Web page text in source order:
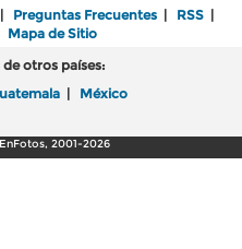
| Preguntas Frecuentes | RSS |
Mapa de Sitio
otros países:
| México
2001-2026